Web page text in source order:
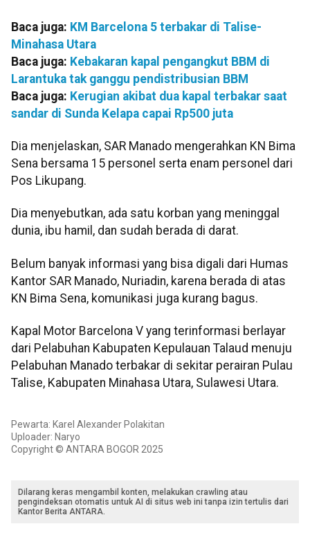
Baca juga: KM Barcelona 5 terbakar di Talise-
Minahasa Utara
Baca juga: Kebakaran kapal pengangkut BBM di
Larantuka tak ganggu pendistribusian BBM
Baca juga: Kerugian akibat dua kapal terbakar saat
sandar di Sunda Kelapa capai Rp500 juta
Dia menjelaskan, SAR Manado mengerahkan KN Bima
Sena bersama 15 personel serta enam personel dari
Pos Likupang.
Dia menyebutkan, ada satu korban yang meninggal
dunia, ibu hamil, dan sudah berada di darat.
Belum banyak informasi yang bisa digali dari Humas
Kantor SAR Manado, Nuriadin, karena berada di atas
KN Bima Sena, komunikasi juga kurang bagus.
Kapal Motor Barcelona V yang terinformasi berlayar
dari Pelabuhan Kabupaten Kepulauan Talaud menuju
Pelabuhan Manado terbakar di sekitar perairan Pulau
Talise, Kabupaten Minahasa Utara, Sulawesi Utara.
Pewarta: Karel Alexander Polakitan
Uploader: Naryo
Copyright © ANTARA BOGOR 2025
Dilarang keras mengambil konten, melakukan crawling atau
pengindeksan otomatis untuk AI di situs web ini tanpa izin tertulis dari
Kantor Berita ANTARA.